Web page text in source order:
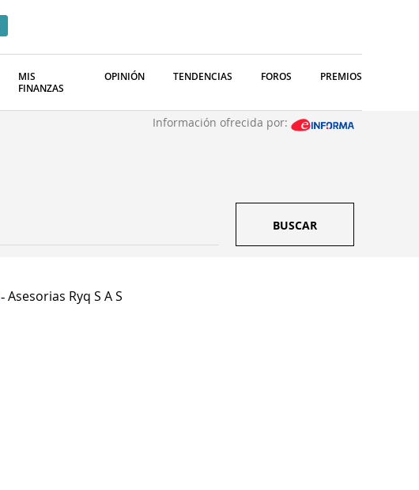
MIS
FINANZAS
OPINIÓN TENDENCIAS FOROS PREMIOS
Información ofrecida por:
BUSCAR
- Asesorias Ryq S A S